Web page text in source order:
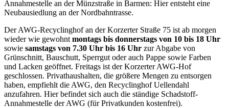
Annahmestelle an der Münzstraße in Barmen: Hier entsteht eine
Neubausiedlung an der Nordbahntrasse.
Der AWG-Recyclinghof an der Korzerter Straße 75 ist ab morgen
wieder wie gewohnt montags bis donnerstags von 10 bis 18 Uhr
sowie samstags von 7.30 Uhr bis 16 Uhr zur Abgabe von
Grünschnitt, Bauschutt, Sperrgut oder auch Pappe sowie Farben
und Lacken geöffnet. Freitags ist der Korzerter AWG-Hof
geschlossen. Privathaushalten, die größere Mengen zu entsorgen
haben, empfiehlt die AWG, den Recyclinghof Uellendahl
anzufahren. Hier befindet sich auch die ständige Schadstoff-
Annahmestelle der AWG (für Privatkunden kostenfrei).